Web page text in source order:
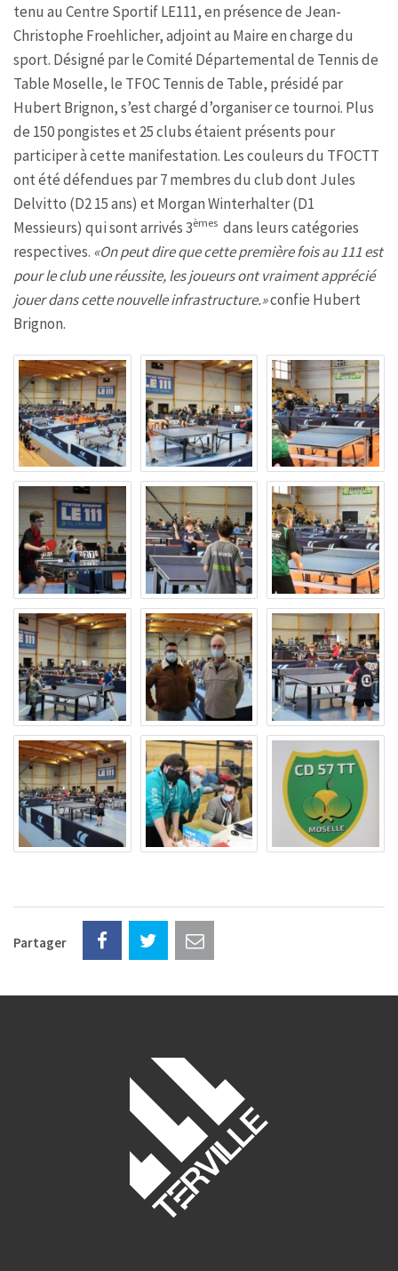
tenu au Centre Sportif LE111, en présence de Jean-
Christophe Froehlicher, adjoint au Maire en charge du
sport. Désigné par le Comité Départemental de Tennis de
Table Moselle, le TFOC Tennis de Table, présidé par
Hubert Brignon, s’est chargé d’organiser ce tournoi. Plus
de 150 pongistes et 25 clubs étaient présents pour
participer à cette manifestation. Les couleurs du TFOCTT
ont été défendues par 7 membres du club dont Jules
Delvitto (D2 15 ans) et Morgan Winterhalter (D1
Messieurs) qui sont arrivés 3èmes dans leurs catégories
respectives. «On peut dire que cette première fois au 111 est
pour le club une réussite, les joueurs ont vraiment apprécié
jouer dans cette nouvelle infrastructure.»confie Hubert
Brignon.
Partager